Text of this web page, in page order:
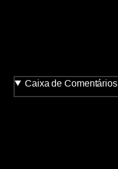
Caixa de Comentários